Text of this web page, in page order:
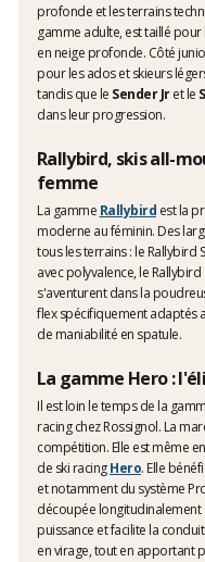
profonde et les terrains
gamme adulte, est taillé
en neige profonde. Côté
pour les ados et skieurs
tandis que le Sender Jret le
dans leur progression.
Rallybird, skis all-
femme
La gamme Rallybird est la
moderne au féminin. Des
tous les terrains : le Rallybird
avec polyvalence, le
s'aventurent dans la
flex spécifiquement adaptés
de maniabilité en spatule.
La gamme Hero :
Il est loin le temps de la
racing chez Rossignol. La
compétition. Elle est même
de ski racingHero. Elle
et notamment du système
découpée longitudinalement
puissance et facilite la
en virage, tout en apportant